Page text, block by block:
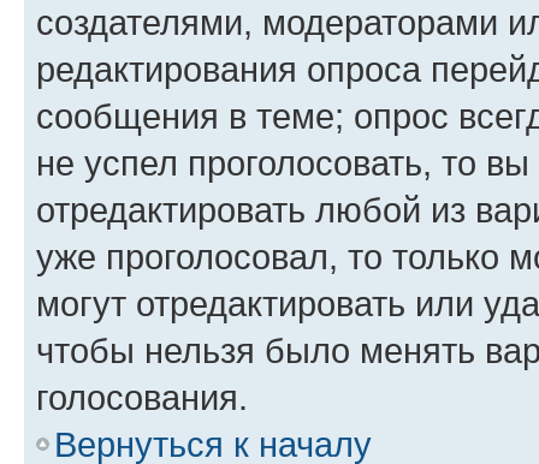
создателями, модераторами
редактирования опроса
сообщения в теме; опрос
не успел проголосовать, то
отредактировать любой из
уже проголосовал, то только
могут отредактировать или
чтобы нельзя было менять
голосования.
Вернуться к началу